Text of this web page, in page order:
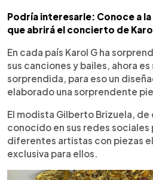
Podría interesarle: Conoce a
que abrirá el concierto de
En cada país Karol G ha
sus canciones y bailes, ahora
sorprendida, para eso un
elaborado una sorprendente
El modista Gilberto Brizuela, de
conocido en sus redes sociales
diferentes artistas con piezas
exclusiva para ellos.